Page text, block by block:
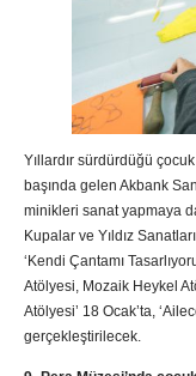
Yıllardır sürdürdüğü
başında gelen Akbank
minikleri sanat yapmaya
Kupalar ve Yıldız
‘Kendi Çantamı
Atölyesi, Mozaik Heykel
Atölyesi’ 18 Ocak’ta,
gerçekleştirilecek.